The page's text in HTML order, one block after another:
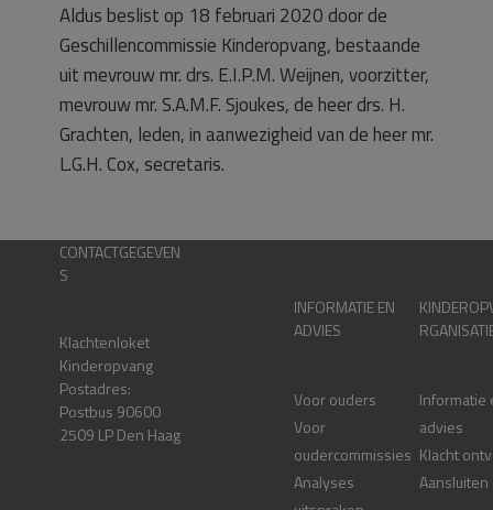
Aldus beslist op 18 februari 2020 door de
Geschillencommissie Kinderopvang, bestaande
uit mevrouw mr. drs. E.I.P.M. Weijnen, voorzitter,
mevrouw mr. S.A.M.F. Sjoukes, de heer drs. H.
Grachten, leden, in aanwezigheid van de heer mr.
L.G.H. Cox, secretaris.
CONTACTGEGEVEN
S
Klachtenloket
Kinderopvang
Postadres:
Postbus 90600
2509 LP Den Haag
INFORMATIE EN
ADVIES
Voor ouders
Voor
oudercommissies
Analyses
Informatie
advies
Klacht
Aansluiten